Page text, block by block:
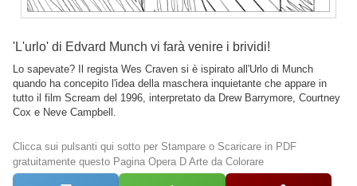
'L'urlo' di Edvard Munch vi farà venire i brividi!
Lo sapevate? Il regista Wes Craven si è ispirato all'Urlo di Munch
quando ha concepito l'idea della maschera inquietante che appare in
tutto il film Scream del 1996, interpretato da Drew Barrymore, Courtney
Cox e Neve Campbell.
Clicca sui pulsanti qui sotto per Stampare o Scaricare in PDF
gratuitamente questo Pagina Opera D Arte da Colorare